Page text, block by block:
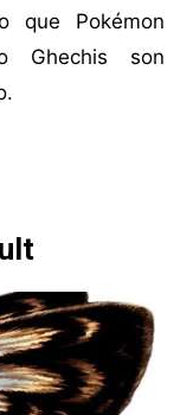
que Pokémon
Ghechis son